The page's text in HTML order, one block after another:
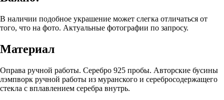
В наличии подобное украшение может слегка отличаться от
того, что на фото. Актуальные фотографии по запросу.
Материал
Оправа ручной работы. Серебро 925 пробы. Авторские бусины
лэмпворк ручной работы из муранского и серебросодержащего
стекла с вплавлением серебра внутрь.